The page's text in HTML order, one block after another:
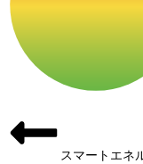
スマートエネ